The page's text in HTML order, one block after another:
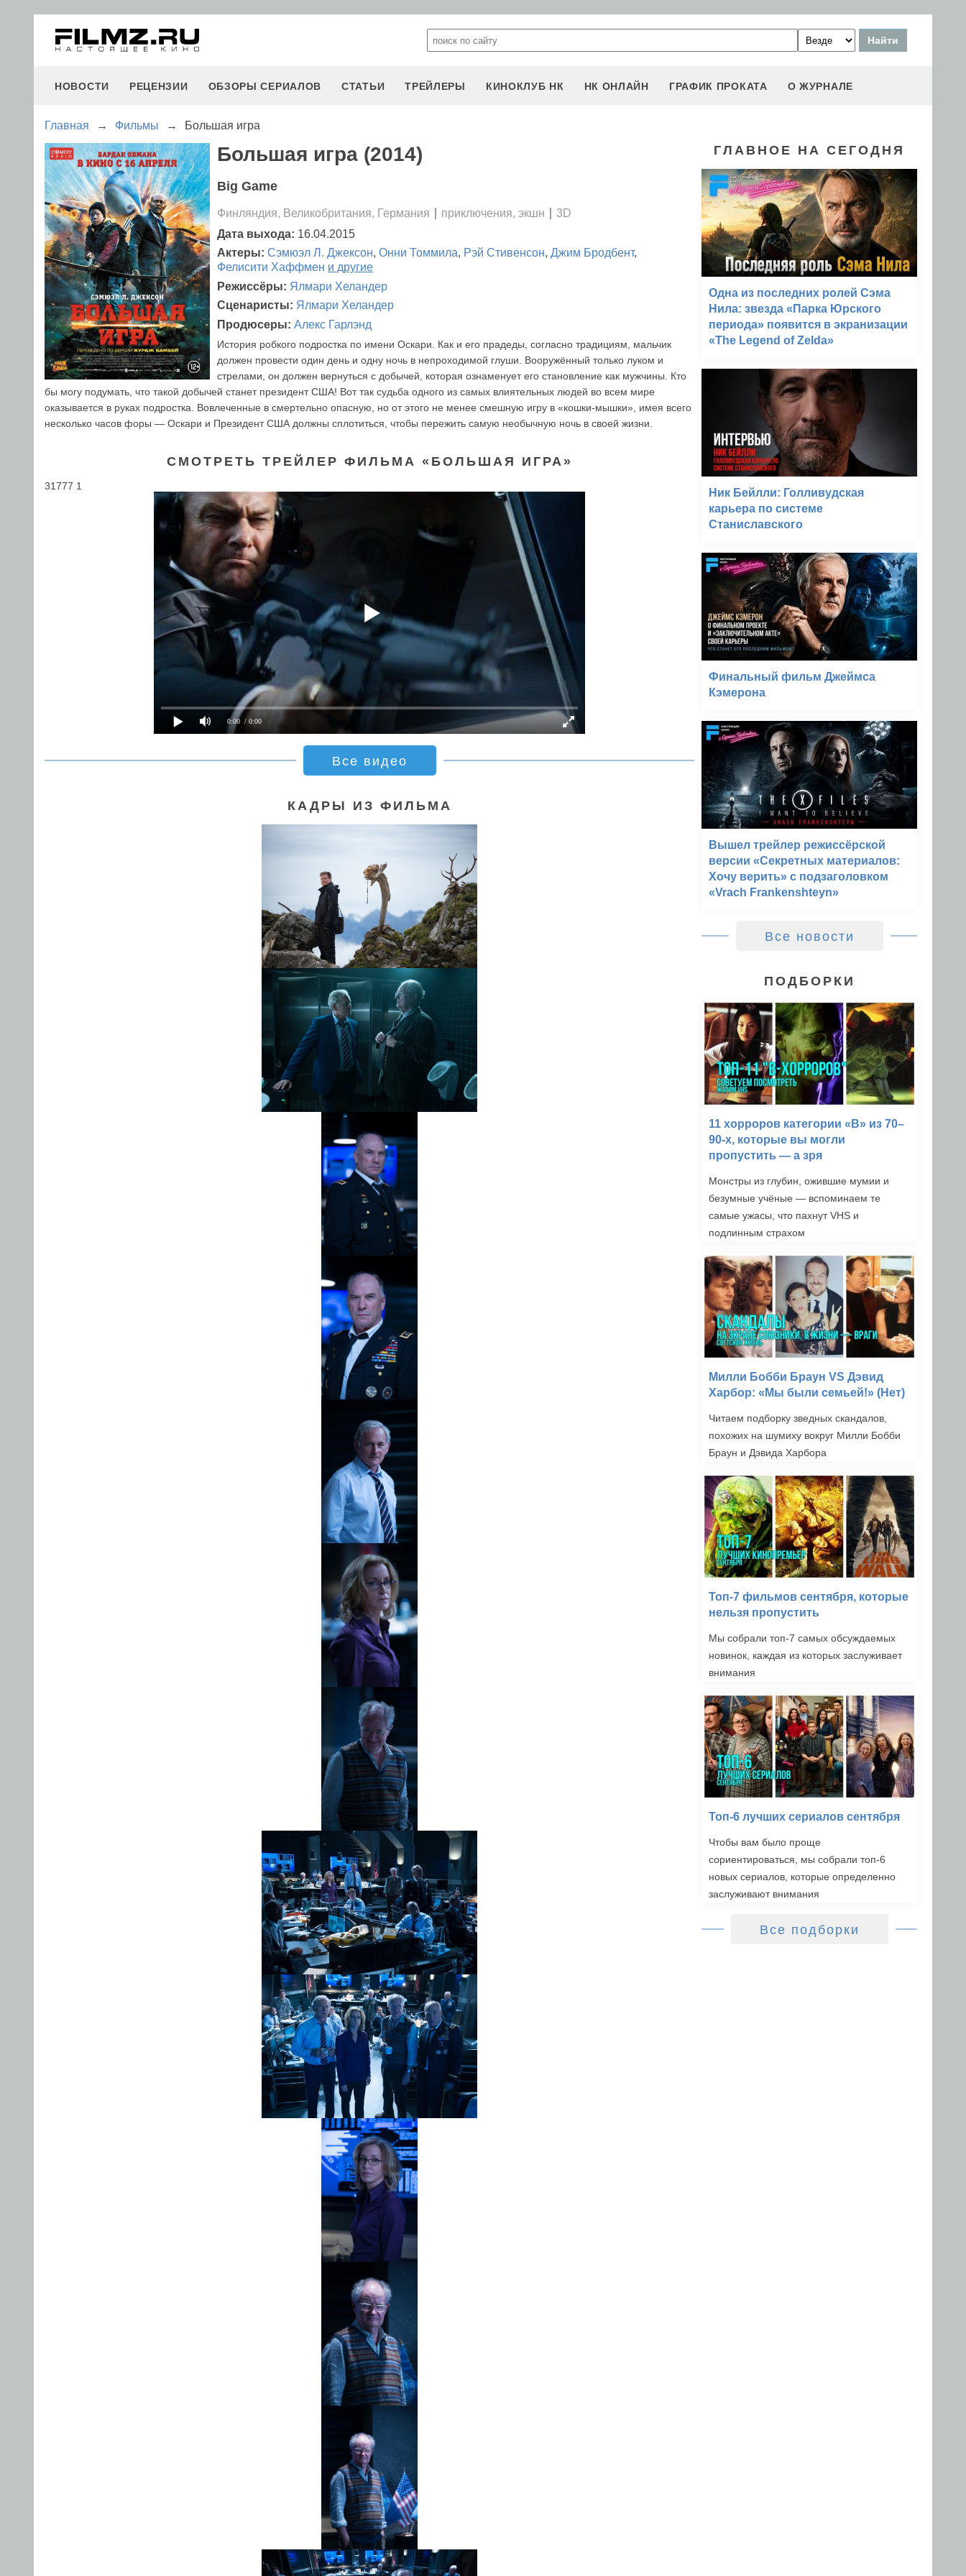
НОВОСТИ РЕЦЕНЗИИ ОБЗОРЫ СЕРИАЛОВ СТАТЬИ ТРЕЙЛЕРЫ КИНОКЛУБ НК НК ОНЛАЙН ГРАФИК ПРОКАТА О ЖУРНАЛЕ
Главная → Фильмы → Большая игра
Большая игра (2014)
Big Game
Финляндия, Великобритания, Германия приключения, экшн
3D
Дата выхода: 16.04.2015
Актеры: Сэмюэл Л. Джексон, Онни Томмила, Рэй Стивенсон, Джим Бродбент,
Фелисити Хаффмен и другие
Режиссёры: Ялмари Хеландер
Сценаристы: Ялмари Хеландер
Продюсеры: Алекс Гарлэнд
История робкого подростка по имени Оскари. Как и его прадеды, согласно традициям, мальчик
должен провести один день и одну ночь в непроходимой глуши. Вооружённый только луком и
стрелами, он должен вернуться с добычей, которая ознаменует его становление как мужчины. Кто
бы могу подумать, что такой добычей станет президент США! Вот так судьба одного из самых влиятельных людей во всем мире
оказывается в руках подростка. Вовлеченные в смертельно опасную, но от этого не менее смешную игру в «кошки-мышки», имея всего
несколько часов форы — Оскари и Президент США должны сплотиться, чтобы пережить самую необычную ночь в своей жизни.
СМОТРЕТЬ ТРЕЙЛЕР ФИЛЬМА «БОЛЬШАЯ ИГРА»
31777 1
0:00 / 0:00
Все видео
КАДРЫ ИЗ ФИЛЬМА
ГЛАВНОЕ НА СЕГОДНЯ
Одна из последних ролей Сэма
Нила: звезда «Парка Юрского
периода» появится в экранизации
«The Legend of Zelda»
Ник Бейлли: Голливудская
карьера по системе
Станиславского
Финальный фильм Джеймса
Кэмерона
Вышел трейлер режиссёрской
версии «Секретных материалов:
Хочу верить» с подзаголовком
«Vrach Frankenshteyn»
Все новости
ПОДБОРКИ
11 хорроров категории «B» из 70–
90-х, которые вы могли
пропустить — а зря
Монстры из глубин, ожившие мумии и
безумные учёные — вспоминаем те
самые ужасы, что пахнут VHS и
подлинным страхом
Милли Бобби Браун VS Дэвид
Харбор: «Мы были семьей!» (Нет)
Читаем подборку зведных скандалов,
похожих на шумиху вокруг Милли Бобби
Браун и Дэвида Харбора
Топ-7 фильмов сентября, которые
нельзя пропустить
Мы собрали топ-7 самых обсуждаемых
новинок, каждая из которых заслуживает
внимания
Топ-6 лучших сериалов сентября
Чтобы вам было проще
сориентироваться, мы собрали топ-6
новых сериалов, которые определенно
заслуживают внимания
Все подборки